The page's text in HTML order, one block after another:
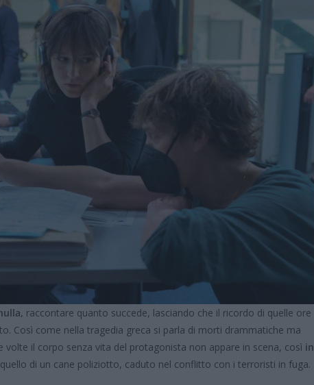
raccontare quanto succede, lasciando che il ricordo di quelle ore
Così come nella tragedia greca si parla di morti drammatiche ma
il corpo senza vita del protagonista non appare in scena, così in
di un cane poliziotto, caduto nel conflitto con i terroristi in fuga.